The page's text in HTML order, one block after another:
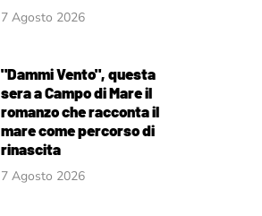
7 Agosto 2026
"Dammi Vento", questa
sera a Campo di Mare il
romanzo che racconta il
mare come percorso di
rinascita
7 Agosto 2026